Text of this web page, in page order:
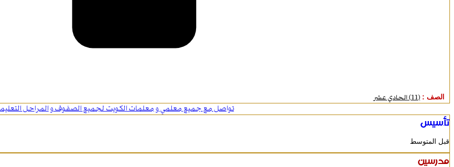
الصف : (11) الحادي عشر
تواصل مع جميع معلمي و معلمات الكويت لجميع الصفوف و المراحل
تأسيس
قبل المتوسط
مدرسين